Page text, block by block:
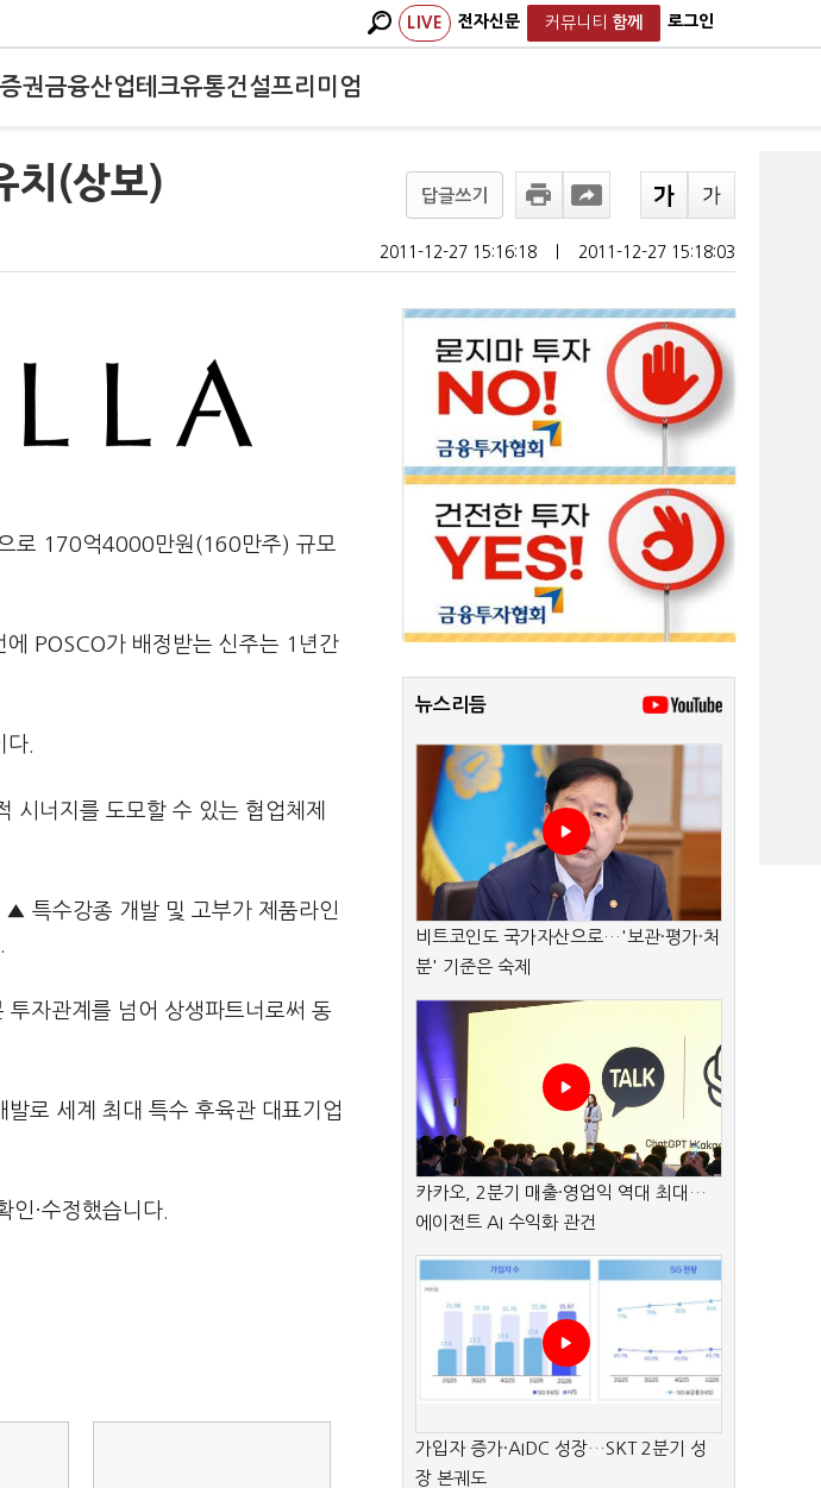
LIVE 전자신문 커뮤니티 함께 로그인
증권금융산업테크유통건설프리미엄
치(상보) 답글쓰기
2011-12-27 15:16:18 2011-12-27 15:18:03
로 170억4000만원(160만주) 규모
POSCO가 배정받는 신주는 1년간
.
시너지를 도모할 수 있는 협업체제
특수강종 개발 및 고부가 제품라인
자관계를 넘어 상생파트너로써 동
로 세계 최대 특수 후육관 대표기업
·수정했습니다.
뉴스리듬
비트코인도 국가자산으로…'보관·평가·처
분' 기준은 숙제
카카오, 2분기 매출·영업익 역대 최대…
에이전트 AI 수익화 관건
가입자 증가·AIDC 성장…SKT 2분기 성
장 본궤도